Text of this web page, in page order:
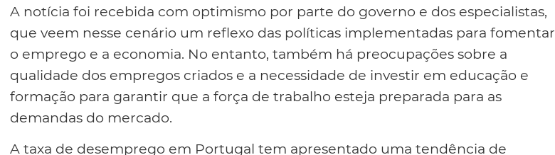
A notícia foi recebida com optimismo por parte do governo e dos especialistas,
que veem nesse cenário um reflexo das políticas implementadas para fomentar
o emprego e a economia. No entanto, também há preocupações sobre a
qualidade dos empregos criados e a necessidade de investir em educação e
formação para garantir que a força de trabalho esteja preparada para as
demandas do mercado.
A taxa de desemprego em Portugal tem apresentado uma tendência de